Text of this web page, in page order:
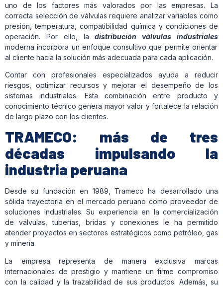
uno de los factores más valorados por las empresas. La
correcta selección de válvulas requiere analizar variables como
presión, temperatura, compatibilidad química y condiciones de
operación. Por ello, ladistribución válvulas industriales
moderna incorpora un enfoque consultivo que permite orientar
al cliente hacia la solución más adecuada para cada aplicación.
Contar con profesionales especializados ayuda a reducir
riesgos, optimizar recursos y mejorar el desempeño de los
sistemas industriales. Esta combinación entre producto y
conocimiento técnico genera mayor valor y fortalece la relación
de largo plazo con los clientes.
TRAMECO: más de tres
décadas impulsando la
industria peruana
Desde su fundación en 1989, Trameco ha desarrollado una
sólida trayectoria en el mercado peruano como proveedor de
soluciones industriales. Su experiencia en la comercialización
de válvulas, tuberías, bridas y conexiones le ha permitido
atender proyectos en sectores estratégicos como petróleo, gas
y minería.
La empresa representa de manera exclusiva marcas
internacionales de prestigio y mantiene un firme compromiso
con la calidad y la trazabilidad de sus productos. Además, su